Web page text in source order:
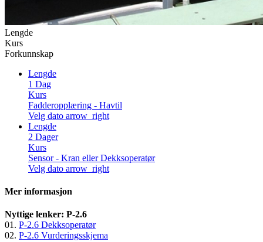
Lengde
Kurs
Forkunnskap
Lengde
1 Dag
Kurs
Fadderopplæring - Havtil
Velg dato arrow_right
Lengde
2 Dager
Kurs
Sensor - Kran eller Dekksoperatør
Velg dato arrow_right
Mer informasjon
Nyttige lenker: P-2.6
01. P-2.6 Dekksoperatør
02. P-2.6 Vurderingsskjema